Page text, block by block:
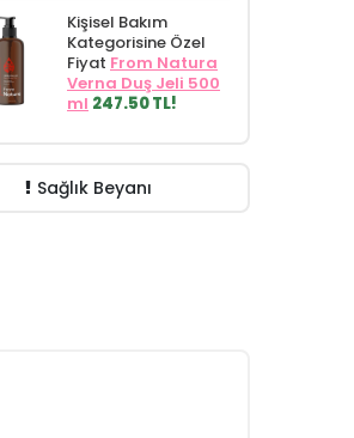
Kişisel Bakım
Kategorisine Özel
Fiyat From Natura
Verna Duş Jeli 500
ml 247.50 TL!
Sağlık Beyanı